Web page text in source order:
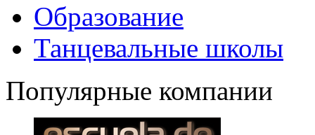
Образование
Танцевальные школы
Популярные компании